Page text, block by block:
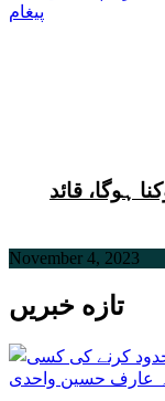
ہوگا، قائد
November 4, 2023
تازه خبریں